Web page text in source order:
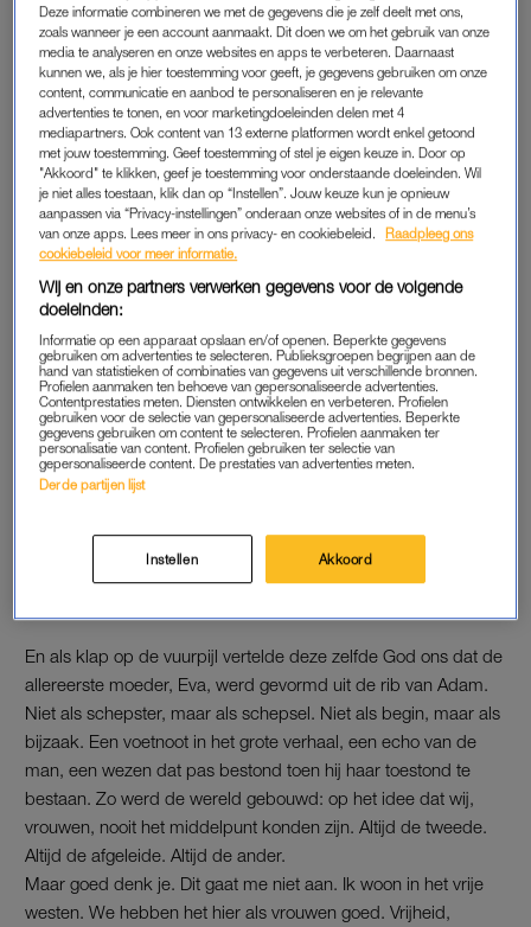
mannelijke macht. Dat is een immense kracht om naast te
staan en niet te bezitten.
Liesbeth Rasker: 'Vrouwen zijn
niet veilig. Niet in Afghanistan,
niet in Amerika en ook niet in
Nederland'
LEES OOK
Wat doet een wezen wanneer het geconfronteerd wordt met
macht waartoe het geen toegang heeft? Wanneer het datgene
niet kan bezitten. Wat bouwt het dan? Het bouwt een god. Niet
zomaar een god, maar een onzichtbare, absolute,
onbetwijfelbare autoriteit. Een die bestaat buiten bewijs en
voorbij tegenspraak. Een die spreekt, opvallend genoeg, via
teksten geschreven door mannen, geïnterpreteerd door
mannen, afgedwongen door mannen. Een wiens voornaamste
En als klap op de vuurpijl vertelde deze zelfde God ons dat de
allereerste moeder, Eva, werd gevormd uit de rib van Adam.
Niet als schepster, maar als schepsel. Niet als begin, maar als
bijzaak. Een voetnoot in het grote verhaal, een echo van de
man, een wezen dat pas bestond toen hij haar toestond te
bestaan. Zo werd de wereld gebouwd: op het idee dat wij,
vrouwen, nooit het middelpunt konden zijn. Altijd de tweede.
Altijd de afgeleide. Altijd de ander.
Maar goed denk je. Dit gaat me niet aan. Ik woon in het vrije
westen. We hebben het hier als vrouwen goed. Vrijheid,
Deze informatie combineren we met de gegevens die je zelf deelt met ons,
zoals wanneer je een account aanmaakt. Dit doen we om het gebruik van onze
media te analyseren en onze websites en apps te verbeteren. Daarnaast
kunnen we, als je hier toestemming voor geeft, je gegevens gebruiken om onze
content, communicatie en aanbod te personaliseren en je relevante
advertenties te tonen, en voor marketingdoeleinden delen met 4
mediapartners. Ook content van 13 externe platformen wordt enkel getoond
met jouw toestemming. Geef toestemming of stel je eigen keuze in. Door op
"Akkoord" te klikken, geef je toestemming voor onderstaande doeleinden. Wil
je niet alles toestaan, klik dan op “Instellen”. Jouw keuze kun je opnieuw
aanpassen via “Privacy-instellingen” onderaan onze websites of in de menu’s
van onze apps. Lees meer in ons privacy- en cookiebeleid.
Raadpleeg ons
cookiebeleid voor meer informatie.
Wij en onze partners verwerken gegevens voor de volgende
doeleinden:
Informatie op een apparaat opslaan en/of openen. Beperkte gegevens
gebruiken om advertenties te selecteren. Publieksgroepen begrijpen aan de
hand van statistieken of combinaties van gegevens uit verschillende bronnen.
Profielen aanmaken ten behoeve van gepersonaliseerde advertenties.
Contentprestaties meten. Diensten ontwikkelen en verbeteren. Profielen
gebruiken voor de selectie van gepersonaliseerde advertenties. Beperkte
gegevens gebruiken om content te selecteren. Profielen aanmaken ter
personalisatie van content. Profielen gebruiken ter selectie van
gepersonaliseerde content. De prestaties van advertenties meten.
Derde partijen lijst
Instellen Akkoord